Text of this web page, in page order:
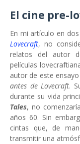
El cine pre-
En mi artículo en
Lovecraft, no
relatos del autor
películas
autor de este
antes de Lovecraft.
durante su vida
Tales, no
años 60. Sin
cintas que, de
transmitir una